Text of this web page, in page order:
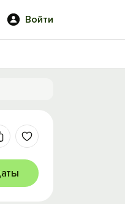
Войти